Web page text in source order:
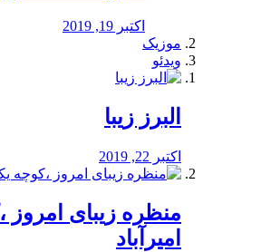
اکتبر 19, 2019
موزیک
ویدئو
البرز زیبا
اکتبر 22, 2019
منظره‌‌ زیبای امروز
امیرآباد